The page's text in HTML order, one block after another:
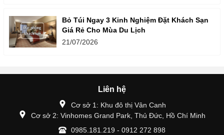
Bỏ Túi Ngay 3 Kinh Nghiệm Đặt Khách Sạn
Giá Rẻ Cho Mùa Du Lịch
21/07/2026
Liên hệ
Cơ sở 1: Khu đô thị Vân Canh
Cơ sở 2: Vinhomes Grand Park, Thủ Đức, Hồ Chí Minh
0985.181.219 - 0912 272 898